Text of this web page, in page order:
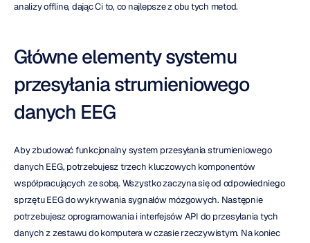
analizy offline, dając Ci to, co najlepsze z obu tych metod.
Główne elementy systemu
przesyłania strumieniowego
danych EEG
Aby zbudować funkcjonalny system przesyłania strumieniowego
danych EEG, potrzebujesz trzech kluczowych komponentów
współpracujących ze sobą. Wszystko zaczyna się od odpowiedniego
sprzętu EEG do wykrywania sygnałów mózgowych. Następnie
potrzebujesz oprogramowania i interfejsów API do przesyłania tych
danych z zestawu do komputera w czasie rzeczywistym. Na koniec